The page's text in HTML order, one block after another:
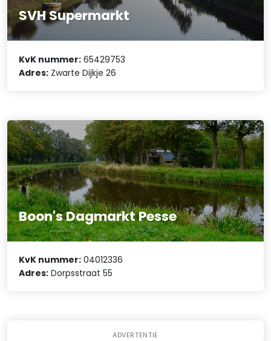
SVH Supermarkt
KvK nummer: 65429753
Adres: Zwarte Dijkje 26
Boon's Dagmarkt Pesse
KvK nummer: 04012336
Adres: Dorpsstraat 55
ADVERTENTIE